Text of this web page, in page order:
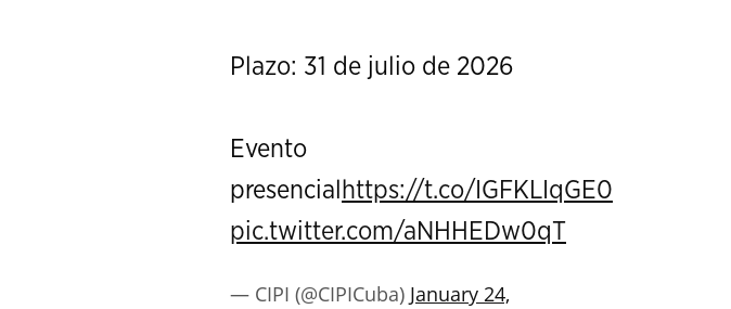
Plazo: 31 de julio de 2026
Evento
presencial https://t.co/IGFKLIqGE0
pic.twitter.com/aNHHEDw0qT
— CIPI (@CIPICuba) January 24,